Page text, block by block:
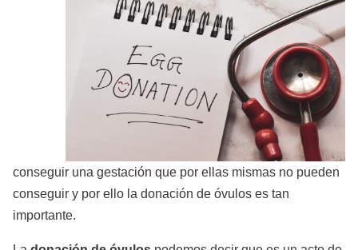
conseguir una gestación que por ellas mismas no pueden
conseguir y por ello la donación de óvulos es tan
importante.